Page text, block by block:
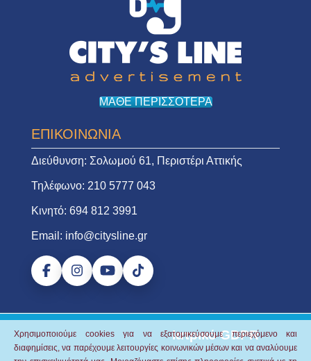
ΜΑΘΕ ΠΕΡΙΣΣΟΤΕΡΑ
ΕΠΙΚΟΙΝΩΝΙΑ
Διεύθυνση: Σολωμού 61, Περιστέρι Αττικής
Τηλέφωνο: 210 5777 043
Κινητό: 694 812 3991
Email: info@citysline.gr
Ιατρικό GDPR
Χρησιμοποιούμε cookies για να εξατομικεύσουμε περιεχόμενο και
διαφημίσεις, να παρέχουμε λειτουργίες κοινωνικών μέσων και να αναλύουμε